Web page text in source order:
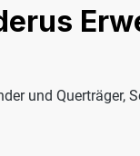
und Querträger,